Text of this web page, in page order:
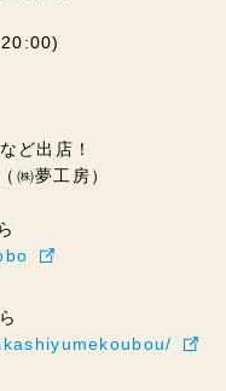
ど出店！
㈱夢工房）